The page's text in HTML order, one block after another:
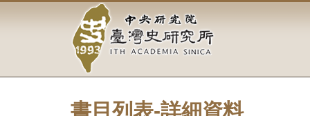
容
中
央
研
究
書目列表-詳細資料